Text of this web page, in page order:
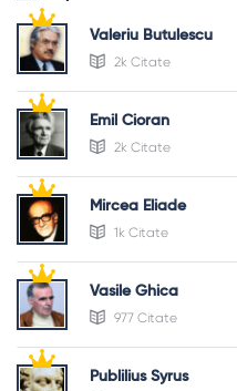
Valeriu Butulescu
2k Citate
Emil Cioran
2k Citate
Mircea Eliade
1k Citate
Vasile Ghica
977 Citate
Publilius Syrus